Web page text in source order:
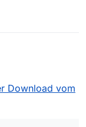
Download vom